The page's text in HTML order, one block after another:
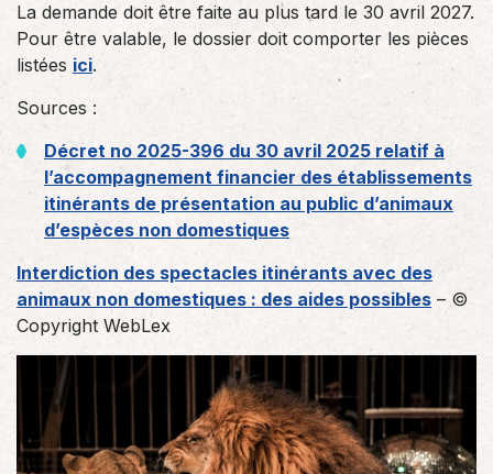
La demande doit être faite au plus tard le 30 avril 2027.
Pour être valable, le dossier doit comporter les pièces
listées ici.
Sources :
Décret no 2025-396 du 30 avril 2025 relatif à
l’accompagnement financier des établissements
itinérants de présentation au public d’animaux
d’espèces non domestiques
Interdiction des spectacles itinérants avec des
animaux non domestiques : des aides possibles – ©
Copyright WebLex